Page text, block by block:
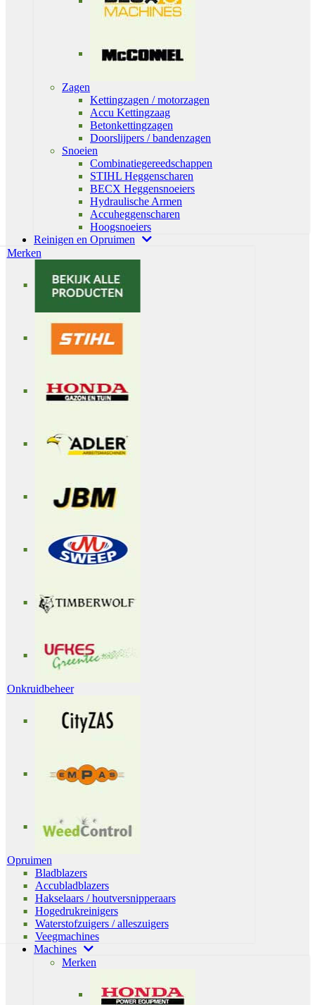
Zagen
Kettingzagen / motorzagen
Accu Kettingzaag
Betonkettingzagen
Doorslijpers / bandenzagen
Snoeien
Combinatiegereedschappen
STIHL Heggenscharen
BECX Heggensnoeiers
Hydraulische Armen
Accuheggenscharen
Hoogsnoeiers
Reinigen en Opruimen
Merken
Onkruidbeheer
Opruimen
Bladblazers
Accubladblazers
Hakselaars / houtversnipperaars
Hogedrukreinigers
Waterstofzuigers / alleszuigers
Veegmachines
Machines
Merken